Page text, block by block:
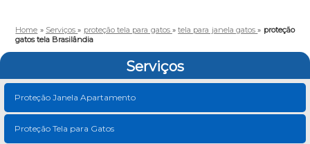
Home » Serviços» proteção tela para gatos »tela para janela gatos» proteção
gatos tela Brasilândia
Serviços
Proteção Janela Apartamento
Proteção Tela para Gatos